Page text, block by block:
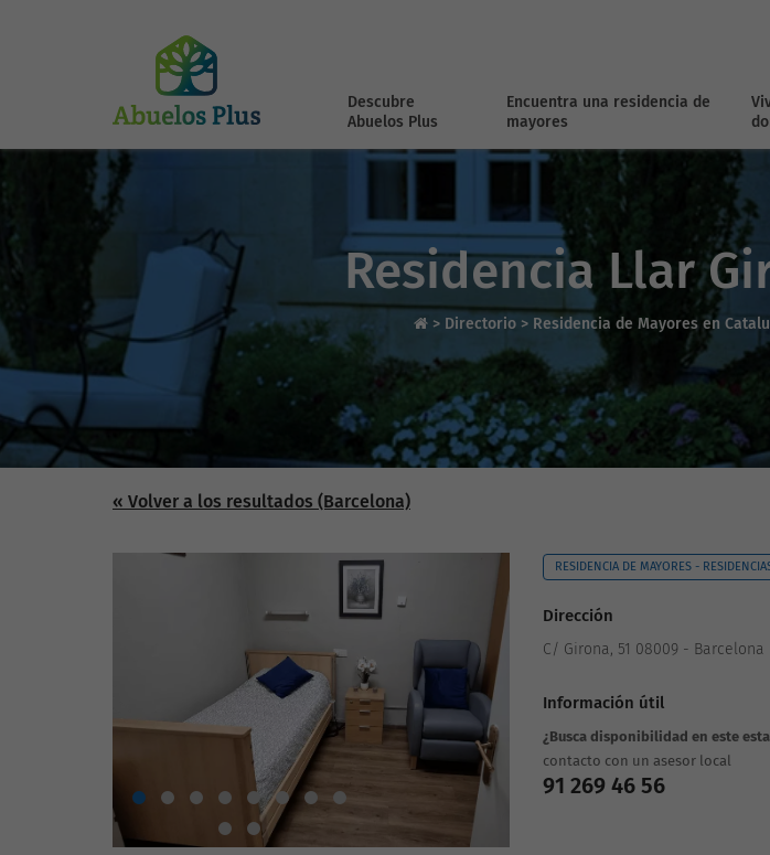
Descubre
Abuelos Plus
Encuentra una residencia de
mayores
Residencia Llar
> Directorio > Residencia de Mayores en
« Volver a los resultados (Barcelona)
RESIDENCIA DE MAYORES -
Dirección
C/ Girona, 51 08009 - Barcelona
Información útil
¿Busca disponibilidad en este
contacto con un asesor local
91 269 46 56